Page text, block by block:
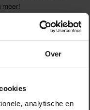
Over
analytische en
meer!